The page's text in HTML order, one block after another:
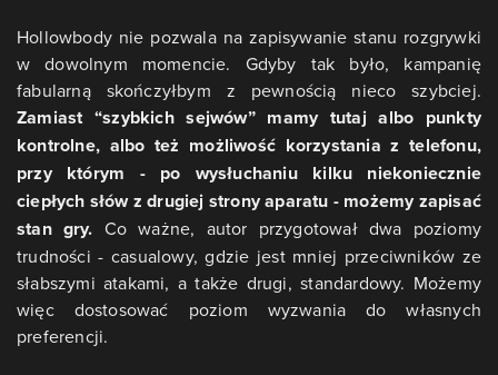
Hollowbody nie pozwala na zapisywanie stanu rozgrywki
w dowolnym momencie. Gdyby tak było, kampanię
fabularną skończyłbym z pewnością nieco szybciej.
Zamiast “szybkich sejwów” mamy tutaj albo punkty
kontrolne, albo też możliwość korzystania z telefonu,
przy którym - po wysłuchaniu kilku niekoniecznie
ciepłych słów z drugiej strony aparatu - możemy zapisać
stan gry. Co ważne, autor przygotował dwa poziomy
trudności - casualowy, gdzie jest mniej przeciwników ze
słabszymi atakami, a także drugi, standardowy. Możemy
więc dostosować poziom wyzwania do własnych
preferencji.